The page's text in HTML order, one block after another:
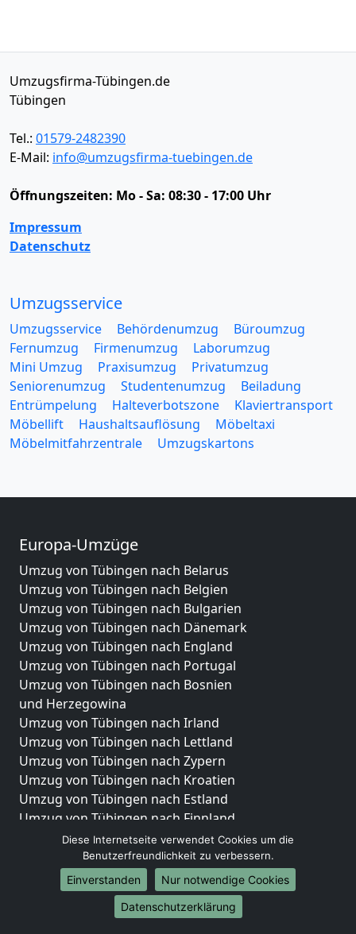
Umzugsfirma-Tübingen.de
Tübingen
Tel.: 01579-2482390
E-Mail: info@umzugsfirma-tuebingen.de
Öffnungszeiten: Mo - Sa: 08:30 - 17:00 Uhr
Impressum
Datenschutz
Umzugsservice
Umzugsservice Behördenumzug
Büroumzug
Fernumzug
Firmenumzug
Laborumzug
Mini Umzug
Praxisumzug
Privatumzug
Seniorenumzug
Studentenumzug
Beiladung
Entrümpelung
Halteverbotszone
Klaviertransport
Möbellift
Haushaltsauflösung
Möbeltaxi
Möbelmitfahrzentrale
Umzugskartons
Europa-Umzüge
Umzug von Tübingen nach Belarus
Umzug von Tübingen nach Belgien
Umzug von Tübingen nach Bulgarien
Umzug von Tübingen nach Dänemark
Umzug von Tübingen nach England
Umzug von Tübingen nach Portugal
Umzug von Tübingen nach Bosnien
und Herzegowina
Umzug von Tübingen nach Irland
Umzug von Tübingen nach Lettland
Umzug von Tübingen nach Zypern
Umzug von Tübingen nach Kroatien
Umzug von Tübingen nach Estland
Umzug von Tübingen nach Finnland
Umzug von Tübingen nach Frankreich
Umzug von Tübingen nach Griechenland
Umzug von Tübingen nach Italien
Umzug von Tübingen nach Liechtenstein
Umzug von Tübingen nach Luxemburg
Diese Internetseite verwendet Cookies um die
Benutzerfreundlichkeit zu verbessern.
Einverstanden
Nur notwendige Cookies
Datenschutzerklärung